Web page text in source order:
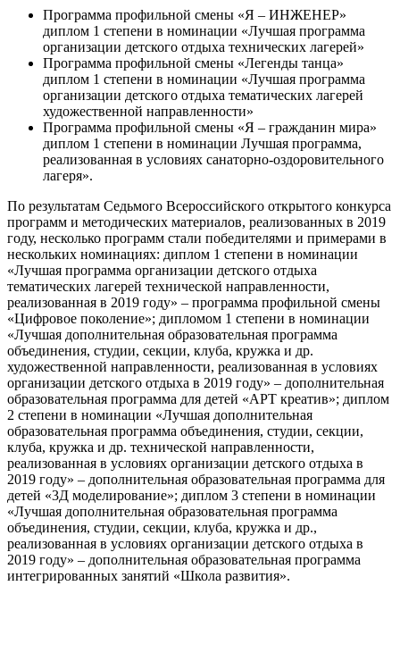
Программа профильной смены «Я – ИНЖЕНЕР»
диплом 1 степени в номинации «Лучшая программа
организации детского отдыха технических лагерей»
Программа профильной смены «Легенды танца»
диплом 1 степени в номинации «Лучшая программа
организации детского отдыха тематических лагерей
художественной направленности»
Программа профильной смены «Я – гражданин мира»
диплом 1 степени в номинации Лучшая программа,
реализованная в условиях санаторно-оздоровительного
лагеря».
По результатам Седьмого Всероссийского открытого конкурса
программ и методических материалов, реализованных в 2019
году, несколько программ стали победителями и примерами в
нескольких номинациях: диплом 1 степени в номинации
«Лучшая программа организации детского отдыха
тематических лагерей технической направленности,
реализованная в 2019 году» – программа профильной смены
«Цифровое поколение»; дипломом 1 степени в номинации
«Лучшая дополнительная образовательная программа
объединения, студии, секции, клуба, кружка и др.
художественной направленности, реализованная в условиях
организации детского отдыха в 2019 году» – дополнительная
образовательная программа для детей «АРТ креатив»; диплом
2 степени в номинации «Лучшая дополнительная
образовательная программа объединения, студии, секции,
клуба, кружка и др. технической направленности,
реализованная в условиях организации детского отдыха в
2019 году» – дополнительная образовательная программа для
детей «3Д моделирование»; диплом 3 степени в номинации
«Лучшая дополнительная образовательная программа
объединения, студии, секции, клуба, кружка и др.,
реализованная в условиях организации детского отдыха в
2019 году» – дополнительная образовательная программа
интегрированных занятий «Школа развития».